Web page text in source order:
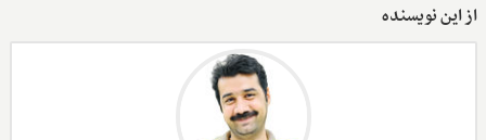
از این نویسنده